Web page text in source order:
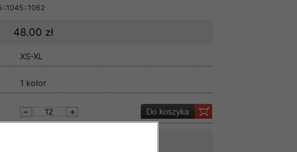
48.00 zł
XS-XL
1 kolor